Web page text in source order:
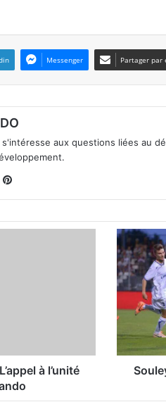
Messenger Partager par
s'intéresse aux questions liées au
Lin
ke ter
à l’unité
S
o
u
l
e
y
a
n
a